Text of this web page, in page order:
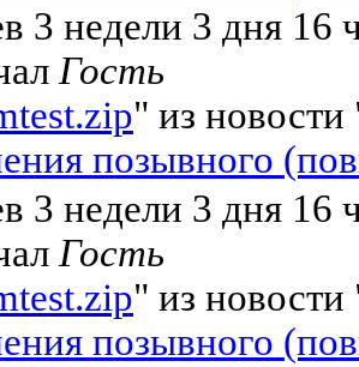
3 недели 3 дня 16
Гость
" из новости
позывного
3 недели 3 дня 16
Гость
" из новости
позывного